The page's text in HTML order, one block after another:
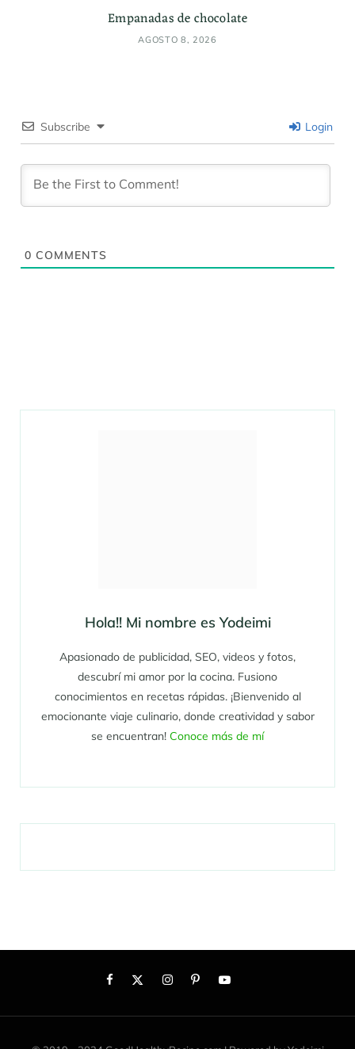
Empanadas de chocolate
AGOSTO 8, 2026
Subscribe Login
0 COMMENTS
Hola!! Mi nombre es Yodeimi
Apasionado de publicidad, SEO, videos y fotos,
descubrí mi amor por la cocina. Fusiono
conocimientos en recetas rápidas. ¡Bienvenido al
emocionante viaje culinario, donde creatividad y sabor
se encuentran! Conoce más de mí